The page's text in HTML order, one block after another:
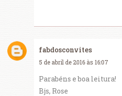
fabdosconvites
5 de abril de 2016 às 16:07
Parabéns e boa leitura!
Bjs, Rose